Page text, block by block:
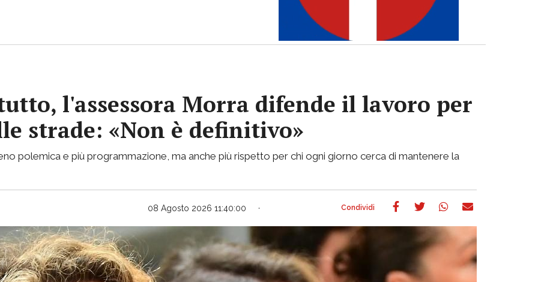
l'assessora Morra difende il lavoro per
strade: «Non è definitivo»
polemica e più programmazione, ma anche più rispetto per chi ogni giorno cerca di mantenere la
08 Agosto 2026 11:40:00